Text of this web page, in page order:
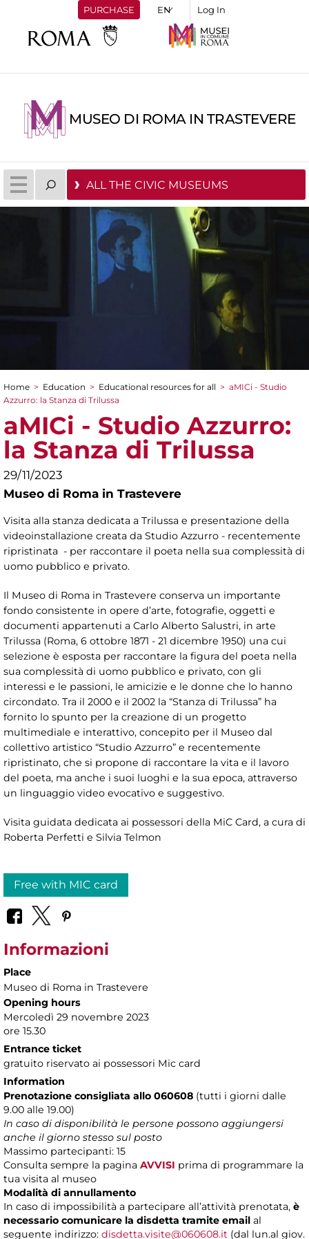
PURCHASE Log In
MUSEO DI ROMA IN TRASTEVERE
ALL THE CIVIC MUSEUMS
You are here
Home > Education > Educational resources for all > aMICi - Studio
Azzurro: la Stanza di Trilussa
aMICi - Studio Azzurro:
la Stanza di Trilussa
29/11/2023
Museo di Roma in Trastevere
Visita alla stanza dedicata a Trilussa e presentazione della
videoinstallazione creata da Studio Azzurro - recentemente
ripristinata - per raccontare il poeta nella sua complessità di
uomo pubblico e privato.
Il Museo di Roma in Trastevere conserva un importante
fondo consistente in opere d’arte, fotografie, oggetti e
documenti appartenuti a Carlo Alberto Salustri, in arte
Trilussa (Roma, 6 ottobre 1871 - 21 dicembre 1950) una cui
selezione è esposta per raccontare la figura del poeta nella
sua complessità di uomo pubblico e privato, con gli
interessi e le passioni, le amicizie e le donne che lo hanno
circondato. Tra il 2000 e il 2002 la “Stanza di Trilussa” ha
fornito lo spunto per la creazione di un progetto
multimediale e interattivo, concepito per il Museo dal
collettivo artistico “Studio Azzurro” e recentemente
ripristinato, che si propone di raccontare la vita e il lavoro
del poeta, ma anche i suoi luoghi e la sua epoca, attraverso
un linguaggio video evocativo e suggestivo.
Visita guidata dedicata ai possessori della MiC Card, a cura di
Roberta Perfetti e Silvia Telmon
Free with MIC card
Informazioni
Place
Museo di Roma in Trastevere
Opening hours
Mercoledì 29 novembre 2023
ore 15.30
Entrance ticket
gratuito riservato ai possessori Mic card
Information
Prenotazione consigliata allo 060608 (tutti i giorni dalle
9.00 alle 19.00)
In caso di disponibilità le persone possono aggiungersi
anche il giorno stesso sul posto
Massimo partecipanti: 15
Consulta sempre la pagina AVVISI prima di programmare la
tua visita al museo
Modalità di annullamento
In caso di impossibilità a partecipare all’attività prenotata, è
necessario comunicare la disdetta tramite email al
seguente indirizzo: disdetta.visite@060608.it (dal lun.al giov.